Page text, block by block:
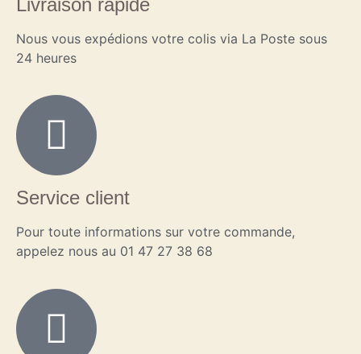
Nous vous expédions votre colis via La Poste sous
24 heures
Service client
Pour toute informations sur votre commande,
appelez nous au 01 47 27 38 68